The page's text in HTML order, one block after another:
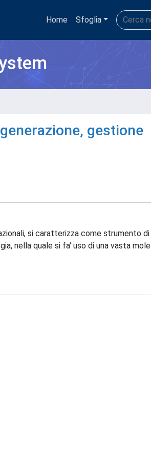
Home Sfoglia
gestione
si caratterizza come strumento di
nella quale si fa' uso di una vasta mole